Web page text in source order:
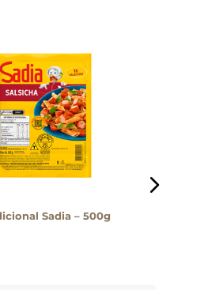
Sadia – 500g